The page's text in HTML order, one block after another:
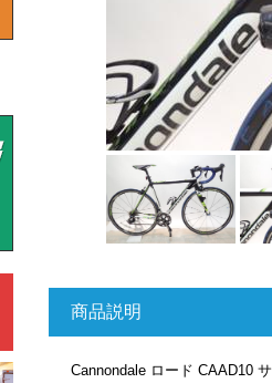
商品説明
Cannondale ロード CAAD10